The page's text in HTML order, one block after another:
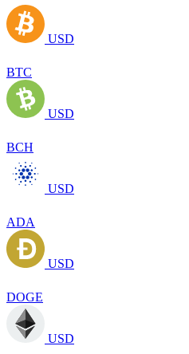
USD
BTC
USD
BCH
USD
ADA
USD
DOGE
USD